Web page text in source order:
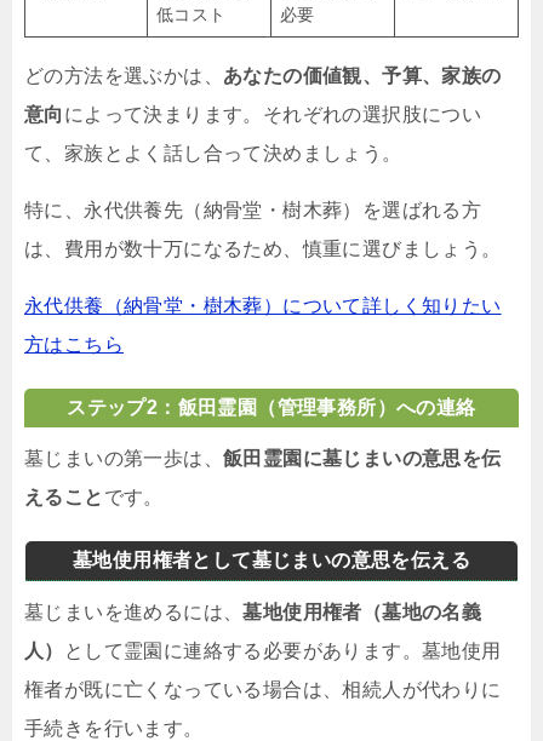
低コスト
必要
どの方法を選ぶかは、 あなたの価値観、予算、家族の
意向 によって決まります。それぞれの選択肢につい
て、家族とよく話し合って決めましょう。
特に、永代供養先（納骨堂・樹木葬）を選ばれる方
は、費用が数十万になるため、慎重に選びましょう。
永代供養（納骨堂・樹木葬）について詳しく知りたい
方はこちら
ステップ2：飯田霊園（管理事務所）への連絡
墓じまいの第一歩は、 飯田霊園に墓じまいの意思を伝
えること です。
墓地使用権者として墓じまいの意思を伝える
墓じまいを進めるには、墓地使用権者（墓地の名義
人）
として霊園に連絡する必要があります。墓地使用
権者が既に亡くなっている場合は、相続人が代わりに
手続きを行います。